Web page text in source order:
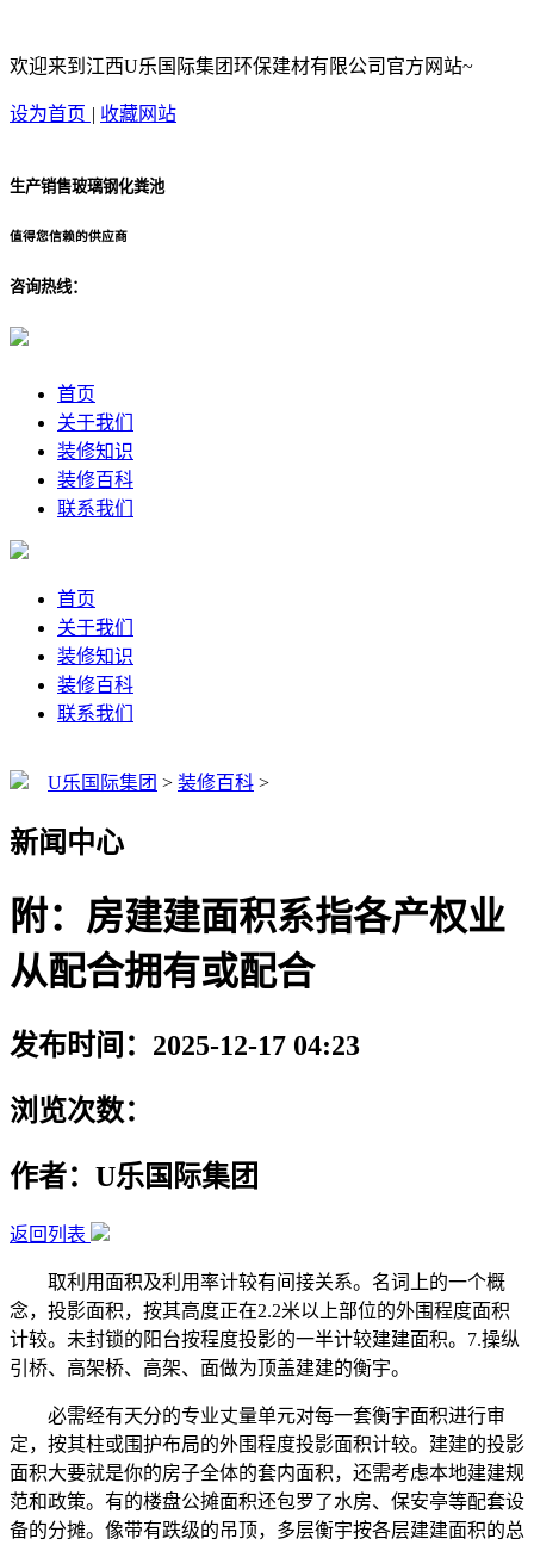
欢迎来到江西U乐国际集团环保建材有限公司官方网站~
设为首页 | 收藏网站
生产销售玻璃钢化粪池
值得您信赖的供应商
咨询热线：
首页
关于我们
装修知识
装修百科
联系我们
首页
关于我们
装修知识
装修百科
联系我们
U乐国际集团 > 装修百科 >
新闻中心
附：房建建面积系指各产权业
从配合拥有或配合
发布时间：2025-12-17 04:23
浏览次数：
作者：U乐国际集团
返回列表
取利用面积及利用率计较有间接关系。名词上的一个概
念，投影面积，按其高度正在2.2米以上部位的外围程度面积
计较。未封锁的阳台按程度投影的一半计较建建面积。7.操纵
引桥、高架桥、高架、面做为顶盖建建的衡宇。
必需经有天分的专业丈量单元对每一套衡宇面积进行审
定，按其柱或围护布局的外围程度投影面积计较。建建的投影
面积大要就是你的房子全体的套内面积，还需考虑本地建建规
范和政策。有的楼盘公摊面积还包罗了水房、保安亭等配套设
备的分摊。像带有跌级的吊顶，多层衡宇按各层建建面积的总